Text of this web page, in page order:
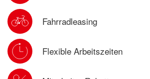
Fahrradleasing
Flexible Arbeitszeiten